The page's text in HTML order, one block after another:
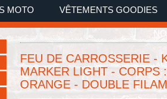
MOTO VÊTEMENTS GOODIES
FEU DE CARROSSERIE -
MARKER LIGHT - CORPS
ORANGE - DOUBLE